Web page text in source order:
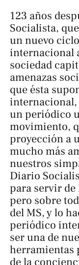
123 años
Socialista,
un nuevo
internacional
sociedad
amenazas
que ésta
internacional,
un periódico
movimiento,
proyección a
mucho más
nuestros
Diario
para servir
pero sobre
del MS, y lo
periódico
ser una de
herramientas
de la